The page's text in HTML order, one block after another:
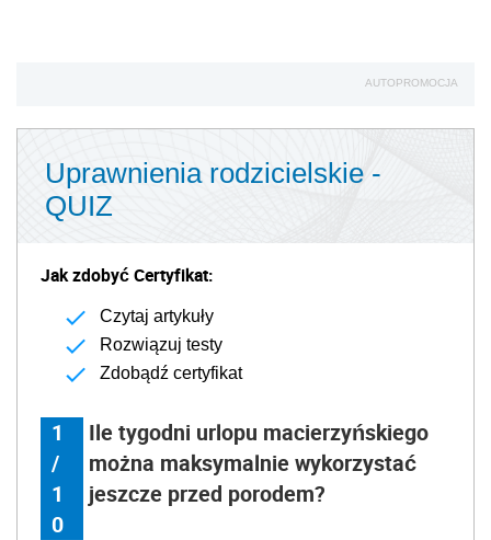
AUTOPROMOCJA
Uprawnienia rodzicielskie -
QUIZ
Jak zdobyć Certyfikat:
Czytaj artykuły
Rozwiązuj testy
Zdobądź certyfikat
1
/
1
0
Ile tygodni urlopu macierzyńskiego
można maksymalnie wykorzystać
jeszcze przed porodem?